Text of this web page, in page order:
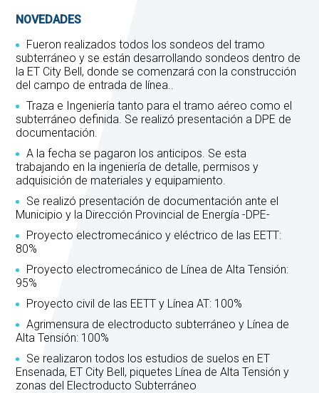
NOVEDADES
Fueron realizados todos los sondeos del tramo
subterráneo y se están desarrollando sondeos dentro de
la ET City Bell, donde se comenzará con la construcción
del campo de entrada de línea..
Traza e Ingeniería tanto para el tramo aéreo como el
subterráneo definida. Se realizó presentación a DPE de
documentación.
A la fecha se pagaron los anticipos. Se esta
trabajando en la ingeniería de detalle, permisos y
adquisición de materiales y equipamiento.
Se realizó presentación de documentación ante el
Municipio y la Dirección Provincial de Energía -DPE-
Proyecto electromecánico y eléctrico de las EETT:
80%
Proyecto electromecánico de Línea de Alta Tensión:
95%
Proyecto civil de las EETT y Línea AT: 100%
Agrimensura de electroducto subterráneo y Línea de
Alta Tensión: 100%
Se realizaron todos los estudios de suelos en ET
Ensenada, ET City Bell, piquetes Línea de Alta Tensión y
zonas del Electroducto Subterráneo